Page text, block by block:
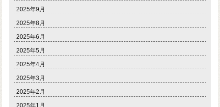
2025年9月
2025年8月
2025年6月
2025年5月
2025年4月
2025年3月
2025年2月
2025年1月